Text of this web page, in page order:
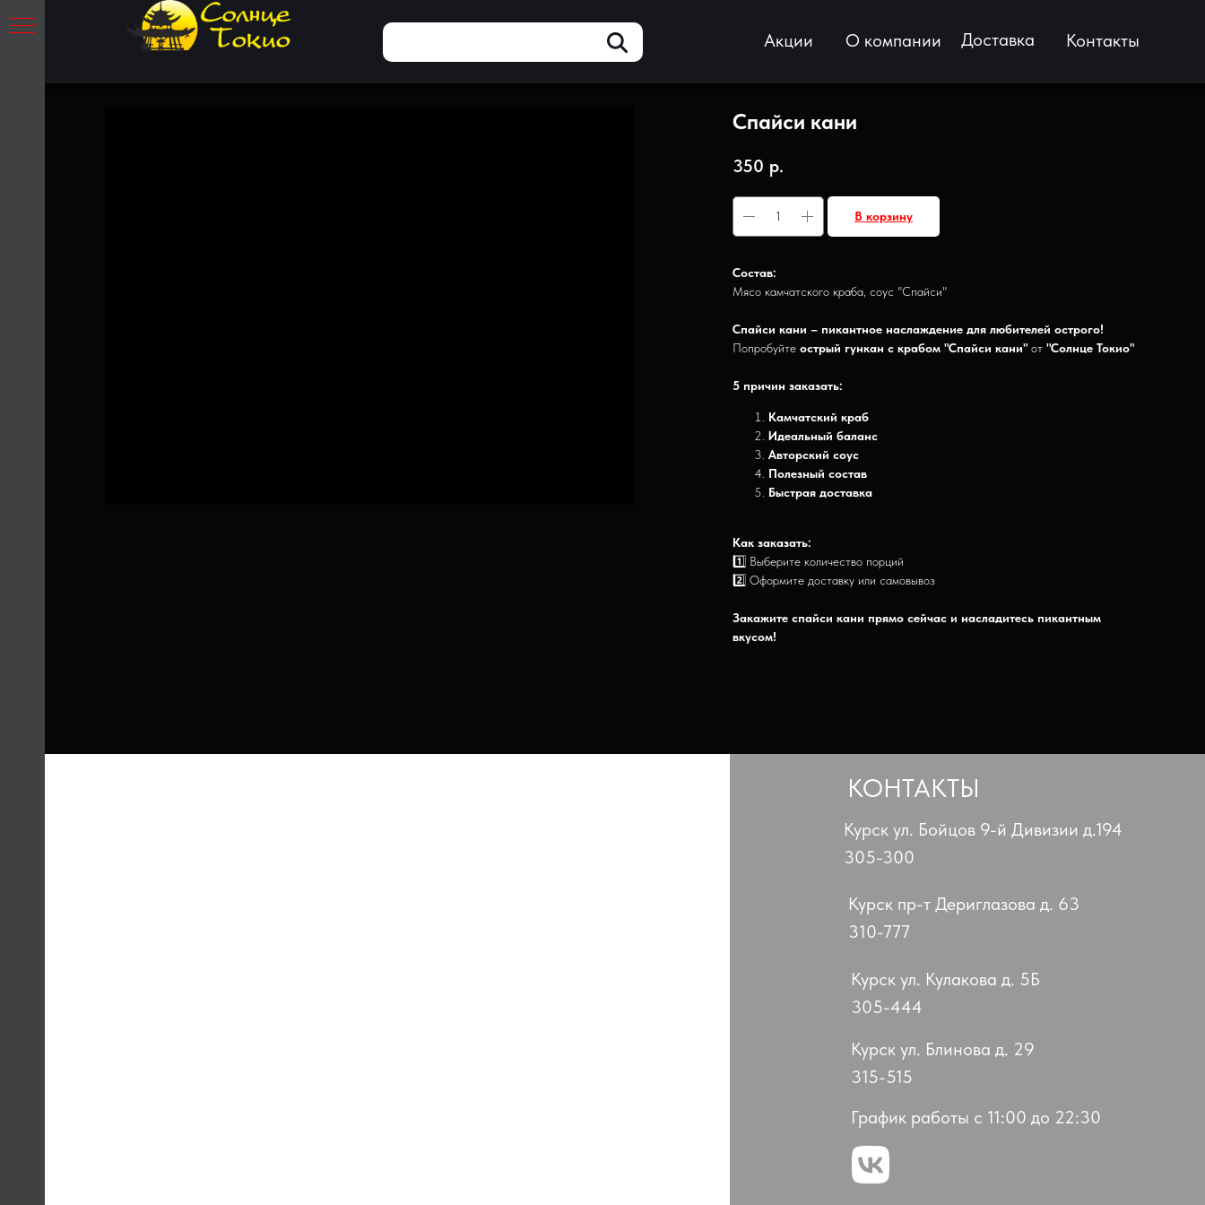
Контакты
Доставка
Акции О компании
Спайси кани
350 р.
В корзину
Состав:
Мясо камчатского краба, соус "Спайси"
Спайси кани – пикантное наслаждение для любителей острого!
Попробуйте острый гункан с крабом "Спайси кани" от "Солнце Токио"
5 причин заказать:
Камчатский краб
Идеальный баланс
Авторский соус
Полезный состав
Быстрая доставка
Как заказать:
1️⃣ Выберите количество порций
2️⃣ Оформите доставку или самовывоз
Закажите спайси кани прямо сейчас и насладитесь пикантным
вкусом!
КОНТАКТЫ
График работы с 11:00 до 22:30
Курск ул. Блинова д. 29
315-515
Курск ул. Кулакова д. 5Б
305-444
Курск пр-т Дериглазова д. 63
310-777
Курск ул. Бойцов 9-й Дивизии д.194
305-300